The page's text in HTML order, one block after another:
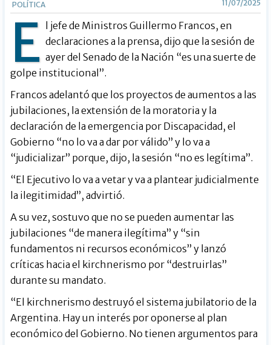
POLÍTICA 11/07/2025
E l jefe de Ministros Guillermo Francos, en
declaraciones a la prensa, dijo que la sesión de
ayer del Senado de la Nación “es una suerte de
golpe institucional”.
Francos adelantó que los proyectos de aumentos a las
jubilaciones, la extensión de la moratoria y la
declaración de la emergencia por Discapacidad, el
Gobierno “no lo va a dar por válido” y lo va a
“judicializar” porque, dijo, la sesión “no es legítima”.
“El Ejecutivo lo va a vetar y va a plantear judicialmente
la ilegitimidad”, advirtió.
A su vez, sostuvo que no se pueden aumentar las
jubilaciones “de manera ilegítima” y “sin
fundamentos ni recursos económicos” y lanzó
críticas hacia el kirchnerismo por “destruirlas”
durante su mandato.
“El kirchnerismo destruyó el sistema jubilatorio de la
Argentina. Hay un interés por oponerse al plan
económico del Gobierno. No tienen argumentos para